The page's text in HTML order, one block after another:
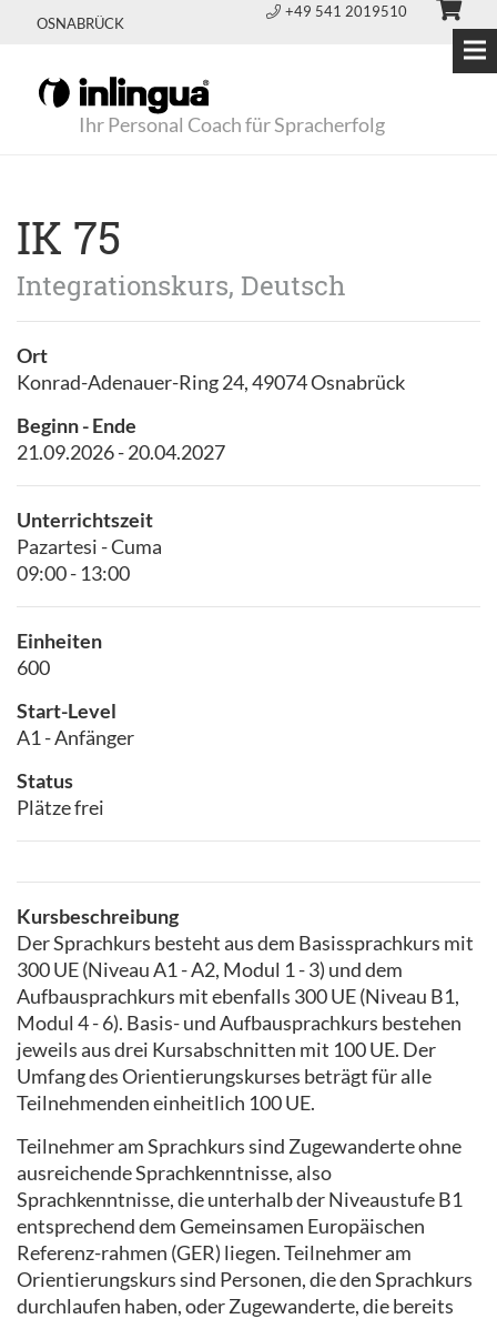
OSNABRÜCK
+49 541 2019510
Ihr Personal Coach für Spracherfolg
IK 75
Integrationskurs, Deutsch
Ort
Konrad-Adenauer-Ring 24, 49074 Osnabrück
Beginn - Ende
21.09.2026 - 20.04.2027
Unterrichtszeit
Pazartesi - Cuma
09:00 - 13:00
Einheiten
600
Start-Level
A1 - Anfänger
Status
Plätze frei
Kursbeschreibung
Der Sprachkurs besteht aus dem Basissprachkurs mit
300 UE (Niveau A1 - A2, Modul 1 - 3) und dem
Aufbausprachkurs mit ebenfalls 300 UE (Niveau B1,
Modul 4 - 6). Basis- und Aufbausprachkurs bestehen
jeweils aus drei Kursabschnitten mit 100 UE. Der
Umfang des Orientierungskurses beträgt für alle
Teilnehmenden einheitlich 100 UE.
Teilnehmer am Sprachkurs sind Zugewanderte ohne
ausreichende Sprachkenntnisse, also
Sprachkenntnisse, die unterhalb der Niveaustufe B1
entsprechend dem Gemeinsamen Europäischen
Referenz-rahmen (GER) liegen. Teilnehmer am
Orientierungskurs sind Personen, die den Sprachkurs
durchlaufen haben, oder Zugewanderte, die bereits